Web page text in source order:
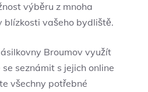
výběru z mnoha
blízkosti vašeho bydliště.
Broumov využít
seznámit s jejich online
všechny potřebné